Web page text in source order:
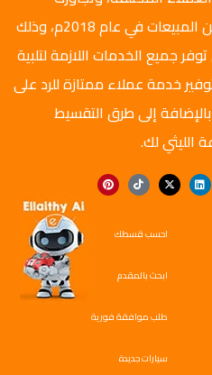
مجموعة الليثي أعلى مستوى من المبيعات في عام 2018م، وذلك
جميع الخدمات اللازمة لتلبية
خدمة عملاء ممتازة للرد على
إلى طرق التقسيط
الليثي لك.
احسب قسطك
ابحث بالمقدم
طلب موافقة فورية
سيارات جديدة